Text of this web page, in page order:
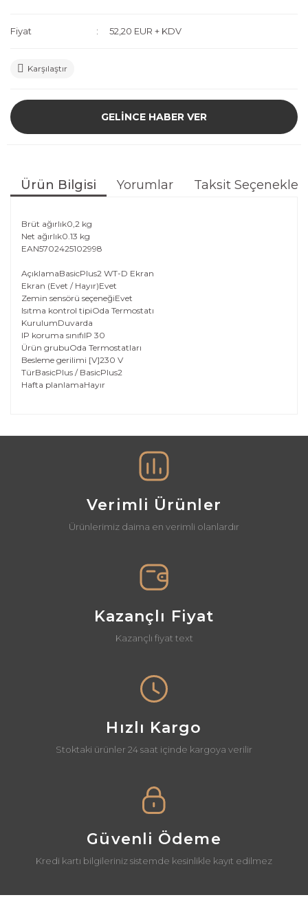
Fiyat 52,20 EUR + KDV
Karşılaştır
GELİNCE HABER VER
Ürün Bilgisi Yorumlar Taksit Seçenekleri
Brüt ağırlık0,2 kg
Net ağırlık0.13 kg
EAN5702425102998
AçıklamaBasicPlus2 WT-D Ekran
Ekran (Evet / Hayır)Evet
Zemin sensörü seçeneğiEvet
Isıtma kontrol tipiOda Termostatı
KurulumDuvarda
IP koruma sınıfıIP 30
Ürün grubuOda Termostatları
Besleme gerilimi [V]230 V
TürBasicPlus / BasicPlus2
Hafta planlamaHayır
Yorum Yaz
Görüş ve önerileriniz için teşekkür ederiz.
Ürün resmi kalitesiz, bozuk veya görüntülenemiyor.
Ürün bilgilerinde hatalar bulunuyor.
Ürün fiyatı diğer sitelerden daha pahalı.
Gönder
Verimli Ürünler
Ürünlerimiz daima en verimli olanlardır
Kazançlı Fiyat
Kazançlı fiyat text
Hızlı Kargo
Stoktaki ürünler 24 saat içinde kargoya verilir
Güvenli Ödeme
Kredi kartı bilgileriniz sistemde kesinlikle kayıt edilmez